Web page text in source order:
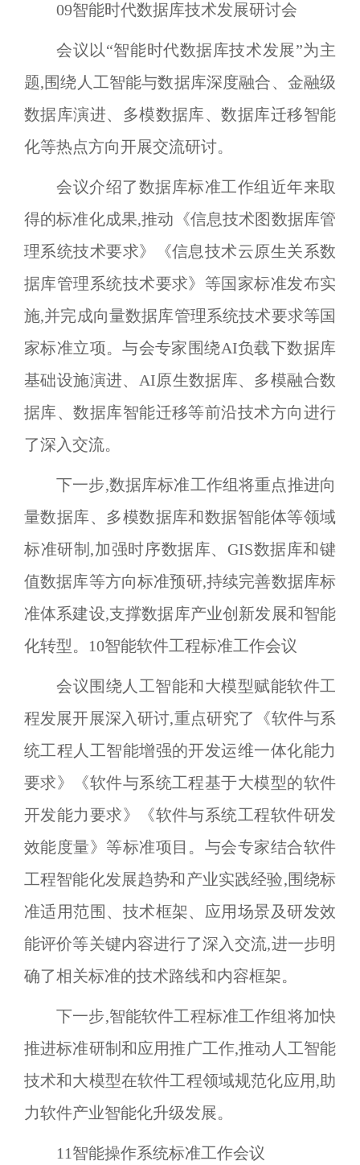
09智能时代数据库技术发展研讨会
会议以“智能时代数据库技术发展”为主
题,围绕人工智能与数据库深度融合、金融级
数据库演进、多模数据库、数据库迁移智能
化等热点方向开展交流研讨。
会议介绍了数据库标准工作组近年来取
得的标准化成果,推动《信息技术图数据库管
理系统技术要求》《信息技术云原生关系数
据库管理系统技术要求》等国家标准发布实
施,并完成向量数据库管理系统技术要求等国
家标准立项。与会专家围绕AI负载下数据库
基础设施演进、
AI原生数据库、多模融合数
据库、数据库智能迁移等前沿技术方向进行
了深入交流。
下一步,数据库标准工作组将重点推进向
量数据库、多模数据库和数据智能体等领域
标准研制,加强时序数据库、 GIS数据库和键
值数据库等方向标准预研,持续完善数据库标
准体系建设,支撑数据库产业创新发展和智能
化转型。 10智能软件工程标准工作会议
会议围绕人工智能和大模型赋能软件工
程发展开展深入研讨,重点研究了《软件与系
统工程人工智能增强的开发运维一体化能力
要求》《软件与系统工程基于大模型的软件
开发能力要求》《软件与系统工程软件研发
效能度量》等标准项目。与会专家结合软件
工程智能化发展趋势和产业实践经验,围绕标
准适用范围、技术框架、应用场景及研发效
能评价等关键内容进行了深入交流,进一步明
确了相关标准的技术路线和内容框架。
下一步,智能软件工程标准工作组将加快
推进标准研制和应用推广工作,推动人工智能
技术和大模型在软件工程领域规范化应用,助
力软件产业智能化升级发展。
11 智能操作系统标准工作会议